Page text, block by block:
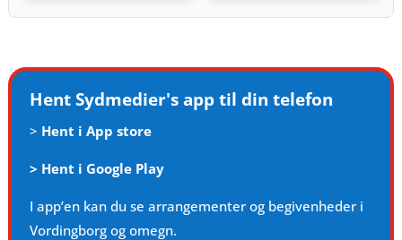
Hent Sydmedier's app til din telefon
> Hent i App store
> Hent i Google Play
I app’en kan du se arrangementer og begivenheder i
Vordingborg og omegn.